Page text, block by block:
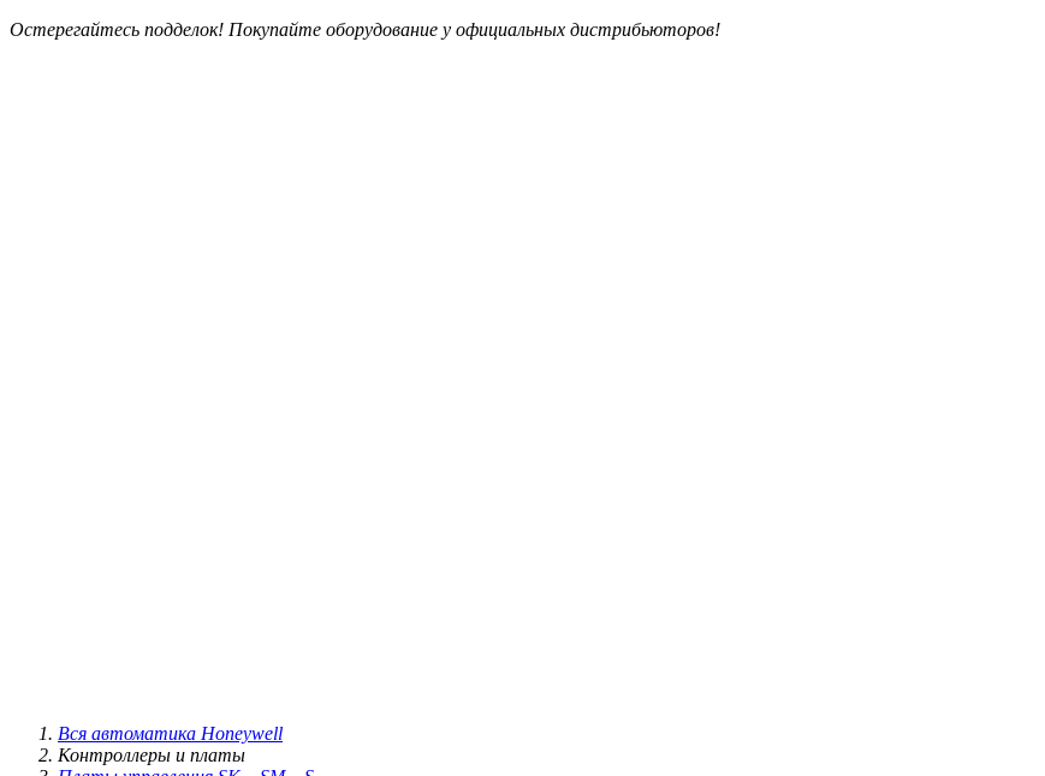
Остерегайтесь подделок! Покупайте оборудование у официальных дистрибьюторов!
Вся автоматика Honeywell
Контроллеры и платы